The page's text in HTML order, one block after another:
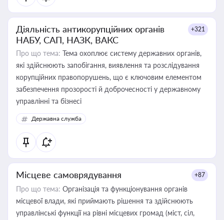
Діяльність антикорупційних органів
НАБУ, САП, НАЗК, ВАКС
+321
Про що тема: Тема охоплює систему державних органів,
які здійснюють запобігання, виявлення та розслідування
корупційних правопорушень, що є ключовим елементом
забезпечення прозорості й доброчесності у державному
управлінні та бізнесі
Державна служба
Місцеве самоврядування +87
Про що тема: Організація та функціонування органів
місцевої влади, які приймають рішення та здійснюють
управлінські функції на рівні місцевих громад (міст, сіл,